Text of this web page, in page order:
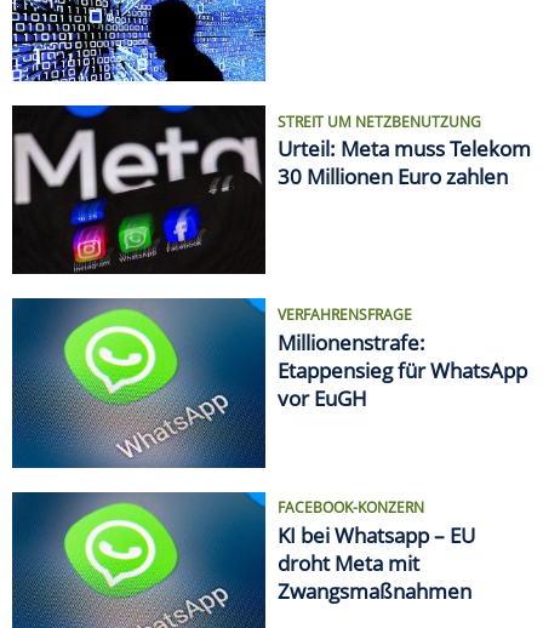
STREIT UM NETZBENUTZUNG
Urteil: Meta muss Telekom
30 Millionen Euro zahlen
VERFAHRENSFRAGE
Millionenstrafe:
Etappensieg für WhatsApp
vor EuGH
FACEBOOK-KONZERN
KI bei Whatsapp – EU
droht Meta mit
Zwangsmaßnahmen